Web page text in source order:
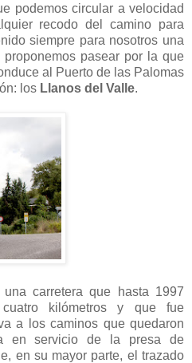
podemos circular a velocidad
recodo del camino para
siempre para nosotros una
pasear por la que
al Puerto de las Palomas
los Llanos del Valle.
carretera que hasta 1997
kilómetros y que fue
a los caminos que quedaron
en servicio de la presa de
en su mayor parte, el trazado